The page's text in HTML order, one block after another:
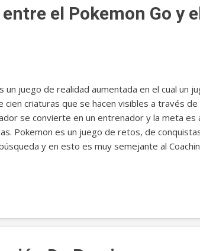
el Pokemon Go y
un juego de realidad aumentada en el cual un
cien criaturas que se hacen visibles a través
se convierte en un entrenador y la meta es
Pokemon es un juego de retos, de
y en esto es muy semejante al
o atrasan la creación de resultados o
o inconscientes. Las decisiones que
influenciadas por los hábitos de